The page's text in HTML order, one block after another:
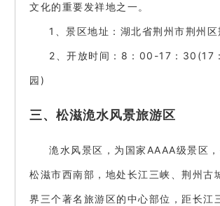
文化的重要发祥地之一。
1、景区地址：湖北省荆州市荆州
2、开放时间：8：00-17：30(17
园)
三、松滋洈水风景旅游区
洈水风景区，为国家AAAA级景区
松滋市西南部，地处长江三峡、荆州古
界三个著名旅游区的中心部位，距长江